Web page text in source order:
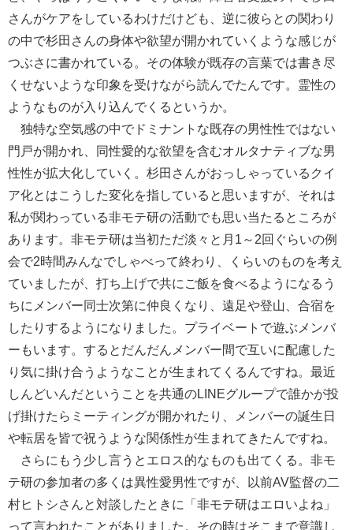
さんがケアをしているわけだけども、逆に彼らとの関わり
の中で杉田さんの身体や欲望が開かれていくような感じが
つぶさに書かれている。その体験が既存の言葉では書き尽
くせないような印象を受けながら読んでたんです。霊性の
ようなものが入り込んでくるというか。
独特な空気感の中でドミナントな既存の男性性ではない
門戸が開かれ、同性愛的な欲望を含むオルタナティブな男
性性が拡大化していく。杉田さんがおっしゃっているクイ
ア化とはこうした変化を指していると思いますが、それは
私が関わっている非モテ研の活動でも思い当たるところが
あります。非モテ研は当初ただ淡々と月1～2回ぐらいの例
会で2時間みんなでしゃべって終わり、くらいのものを考え
ていましたが、打ち上げで共にご飯を食べるようになるう
ちにメンバー同士次第に仲良くなり、遠足や登山、合宿を
したりするようになりました。プライベートで遊ぶメンバ
ーもいます。するとだんだんメンバー間で互いに配慮した
り気に掛け合うようなことが生まれてくるんですね。最近
しんどいんだということを共通のLINEグループで誰かが投
げ掛けたらミーティングが開かれたり、メンバーの誕生日
や転居を皆で祝うような関係性が生まれてきたんですね。
さらにもう少し言うとエロス的なものも出てくる。非モ
テ研の参加者の多くは異性愛男性ですが、以前AV監督の二
村ヒトシさんと対談したときに「非モテ研はエロいよね」
って言われたことがありました。その時はそこまで意識し